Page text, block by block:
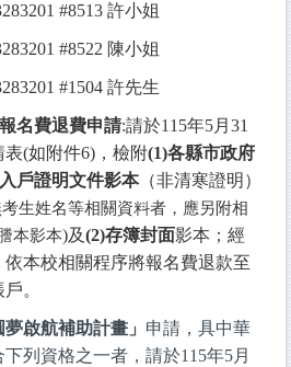
#8513 許小姐
#8522 陳小姐
#1504 許先生
名費退費申請:請於115年5月31
表(如附件6)，檢附(1)各縣市政府
戶證明文件影本（非清寒證明）
生姓名等相關資料者，應另附相
本影本)及(2)存簿封面影本；經
本校相關程序將報名費退款至
。
夢啟航補助計畫」 申請，具中華
列資格之一者，請於115年5月